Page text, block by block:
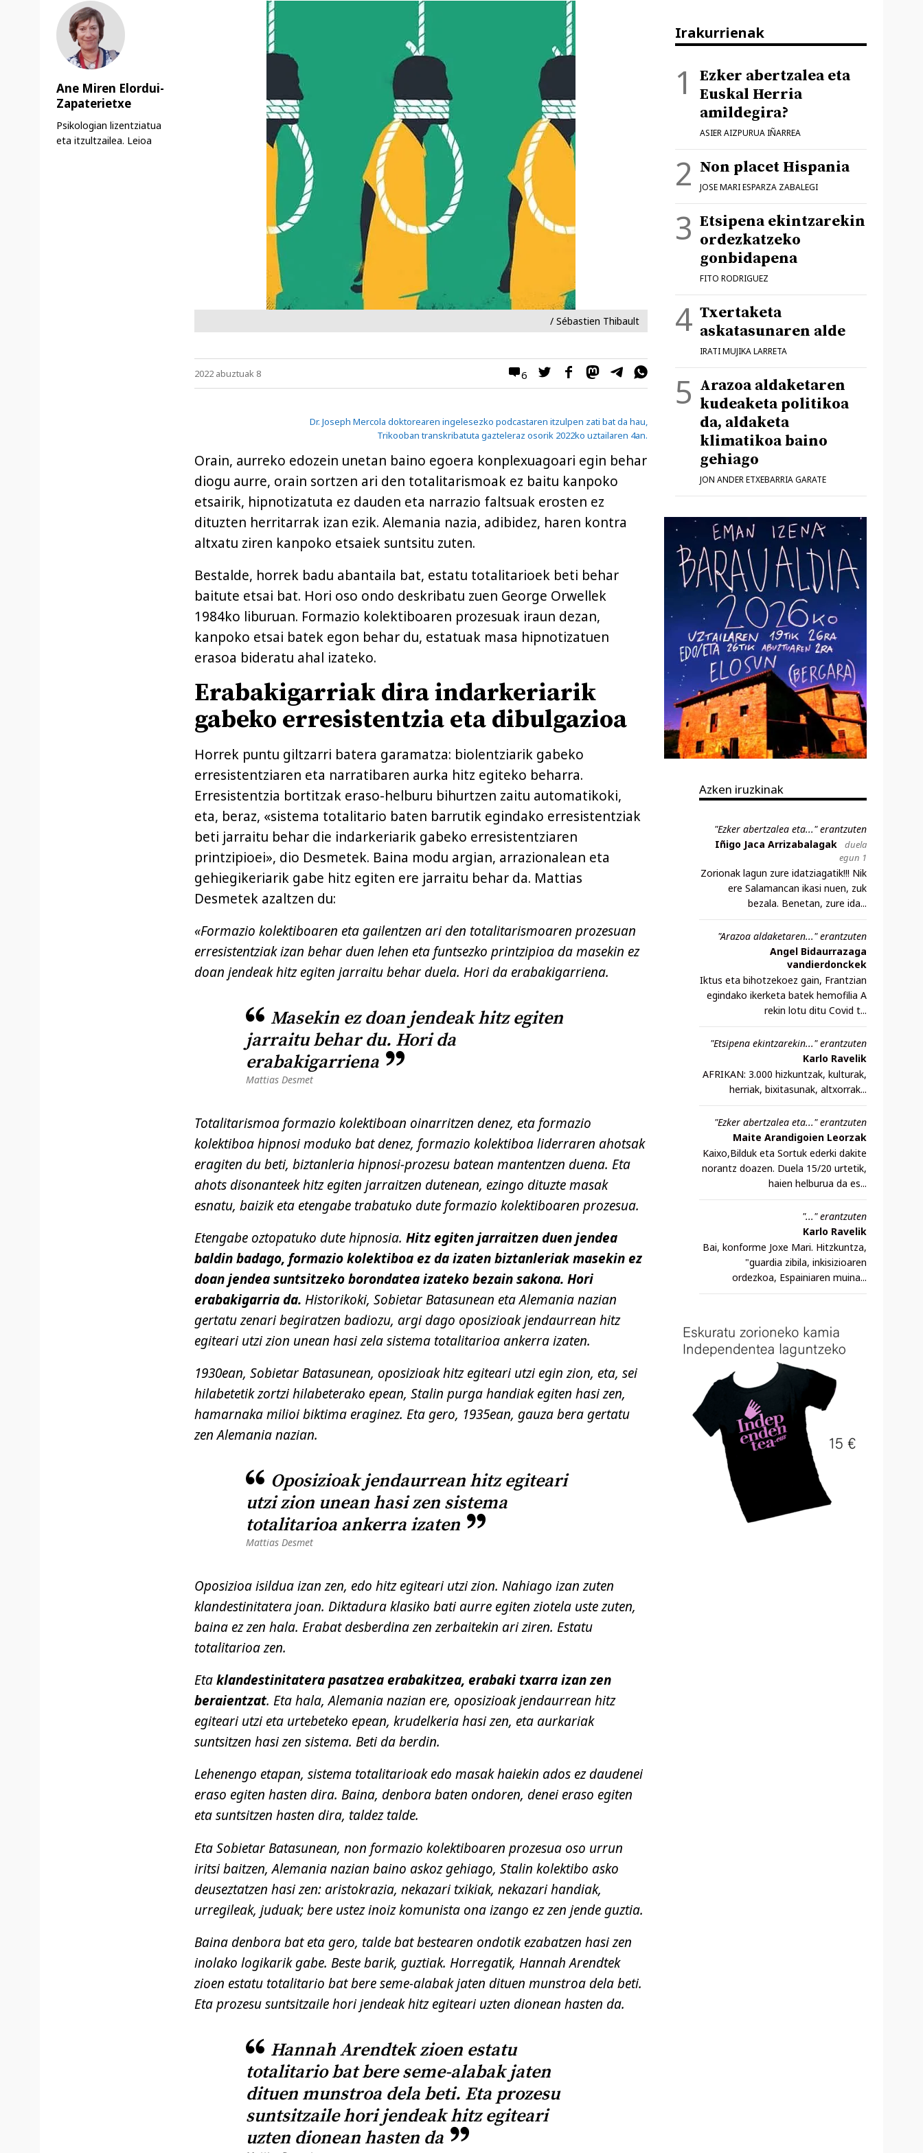
/ Sébastien Thibault
6
2022 abuztuak 8
Dr. Joseph Mercola doktorearen ingelesezko podcastaren itzulpen zati bat da hau,
Trikooban transkribatuta gazteleraz osorik 2022ko uztailaren 4an.
Orain, aurreko edozein unetan baino egoera konplexuagoari egin behar
diogu aurre, orain sortzen ari den totalitarismoak ez baitu kanpoko
etsairik, hipnotizatuta ez dauden eta narrazio faltsuak erosten ez
dituzten herritarrak izan ezik. Alemania nazia, adibidez, haren kontra
altxatu ziren kanpoko etsaiek suntsitu zuten.
Bestalde, horrek badu abantaila bat, estatu totalitarioek beti behar
baitute etsai bat. Hori oso ondo deskribatu zuen George Orwellek
1984ko liburuan. Formazio kolektiboaren prozesuak iraun dezan,
kanpoko etsai batek egon behar du, estatuak masa hipnotizatuen
erasoa bideratu ahal izateko.
Erabakigarriak dira indarkeriarik
gabeko erresistentzia eta dibulgazioa
Horrek puntu giltzarri batera garamatza: biolentziarik gabeko
erresistentziaren eta narratibaren aurka hitz egiteko beharra.
Erresistentzia bortitzak eraso-helburu bihurtzen zaitu automatikoki,
eta, beraz, «sistema totalitario baten barrutik egindako erresistentziak
beti jarraitu behar die indarkeriarik gabeko erresistentziaren
printzipioei», dio Desmetek. Baina modu argian, arrazionalean eta
gehiegikeriarik gabe hitz egiten ere jarraitu behar da. Mattias
Desmetek azaltzen du:
«Formazio kolektiboaren eta gailentzen ari den totalitarismoaren prozesuan
erresistentziak izan behar duen lehen eta funtsezko printzipioa da masekin ez
doan jendeak hitz egiten jarraitu behar duela. Hori da erabakigarriena.
Masekin ez doan jendeak hitz egiten
jarraitu behar du. Hori da
erabakigarriena
Mattias Desmet
Totalitarismoa formazio kolektiboan oinarritzen denez, eta formazio
kolektiboa hipnosi moduko bat denez, formazio kolektiboa liderraren ahotsak
eragiten du beti, biztanleria hipnosi-prozesu batean mantentzen duena. Eta
ahots disonanteek hitz egiten jarraitzen dutenean, ezingo dituzte masak
esnatu, baizik eta etengabe trabatuko dute formazio kolektiboaren prozesua.
Etengabe oztopatuko dute hipnosia. Hitz egiten jarraitzen duen jendea
baldin badago, formazio kolektiboa ez da izaten biztanleriak masekin ez
doan jendea suntsitzeko borondatea izateko bezain sakona. Hori
erabakigarria da. Historikoki, Sobietar Batasunean eta Alemania nazian
gertatu zenari begiratzen badiozu, argi dago oposizioak jendaurrean hitz
egiteari utzi zion unean hasi zela sistema totalitarioa ankerra izaten.
1930ean, Sobietar Batasunean, oposizioak hitz egiteari utzi egin zion, eta, sei
hilabetetik zortzi hilabeterako epean, Stalin purga handiak egiten hasi zen,
hamarnaka milioi biktima eraginez. Eta gero, 1935ean, gauza bera gertatu
zen Alemania nazian.
Oposizioak jendaurrean hitz egiteari
utzi zion unean hasi zen sistema
totalitarioa ankerra izaten
Mattias Desmet
Oposizioa isildua izan zen, edo hitz egiteari utzi zion. Nahiago izan zuten
klandestinitatera joan. Diktadura klasiko bati aurre egiten ziotela uste zuten,
baina ez zen hala. Erabat desberdina zen zerbaitekin ari ziren. Estatu
totalitarioa zen.
Etaklandestinitatera pasatzea erabakitzea, erabaki txarra izan zen
beraientzat. Eta hala, Alemania nazian ere, oposizioak jendaurrean hitz
egiteari utzi eta urtebeteko epean, krudelkeria hasi zen, eta aurkariak
suntsitzen hasi zen sistema. Beti da berdin.
Lehenengo etapan, sistema totalitarioak edo masak haiekin ados ez daudenei
eraso egiten hasten dira. Baina, denbora baten ondoren, denei eraso egiten
eta suntsitzen hasten dira, taldez talde.
Eta Sobietar Batasunean, non formazio kolektiboaren prozesua oso urrun
iritsi baitzen, Alemania nazian baino askoz gehiago, Stalin kolektibo asko
deuseztatzen hasi zen: aristokrazia, nekazari txikiak, nekazari handiak,
urregileak, juduak; bere ustez inoiz komunista ona izango ez zen jende guztia.
Baina denbora bat eta gero, talde bat bestearen ondotik ezabatzen hasi zen
inolako logikarik gabe. Beste barik, guztiak. Horregatik, Hannah Arendtek
zioen estatu totalitario bat bere seme-alabak jaten dituen munstroa dela beti.
Eta prozesu suntsitzaile hori jendeak hitz egiteari uzten dionean hasten da.
Hannah Arendtek zioen estatu
totalitario bat bere seme-alabak jaten
dituen munstroa dela beti. Eta prozesu
suntsitzaile hori jendeak hitz egiteari
uzten dionean hasten da
Ane Miren Elordui-
Zapaterietxe
Psikologian lizentziatua
eta itzultzailea. Leioa
Irakurrienak
Ezker abertzalea eta
Euskal Herria
amildegira?
ASIER AIZPURUA IÑARREA
Non placet Hispania
JOSE MARI ESPARZA ZABALEGI
Etsipena ekintzarekin
ordezkatzeko
gonbidapena
FITO RODRIGUEZ
Txertaketa
askatasunaren alde
IRATI MUJIKA LARRETA
Arazoa aldaketaren
kudeaketa politikoa
da, aldaketa
klimatikoa baino
gehiago
JON ANDER ETXEBARRIA GARATE
Azken iruzkinak
"Ezker abertzalea eta..." erantzuten
Iñigo Jaca Arrizabalagak
duela
egun 1
Zorionak lagun zure idatziagatik!!! Nik
ere Salamancan ikasi nuen, zuk
bezala. Benetan, zure ida...
"Arazoa aldaketaren..." erantzuten
Angel Bidaurrazaga
vandierdonckek
Iktus eta bihotzekoez gain, Frantzian
egindako ikerketa batek hemofilia A
rekin lotu ditu Covid t...
"Etsipena ekintzarekin..." erantzuten
Karlo Ravelik
AFRIKAN: 3.000 hizkuntzak, kulturak,
herriak, bixitasunak, altxorrak...
"Ezker abertzalea eta..." erantzuten
Maite Arandigoien Leorzak
Kaixo,Bilduk eta Sortuk ederki dakite
norantz doazen. Duela 15/20 urtetik,
haien helburua da es...
"..." erantzuten
Karlo Ravelik
Bai, konforme Joxe Mari. Hitzkuntza,
"guardia zibila, inkisizioaren
ordezkoa, Espainiaren muina...